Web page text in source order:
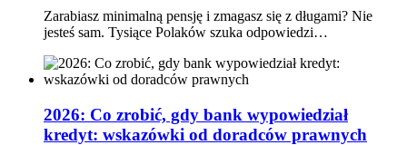
Zarabiasz minimalną pensję i zmagasz się z długami? Nie
jesteś sam. Tysiące Polaków szuka odpowiedzi…
2026: Co zrobić, gdy bank wypowiedział
kredyt: wskazówki od doradców prawnych